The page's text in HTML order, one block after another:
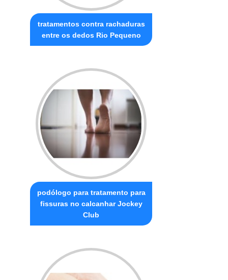
tratamentos contra rachaduras
entre os dedos Rio Pequeno
podólogo para tratamento para
fissuras no calcanhar Jockey
Club